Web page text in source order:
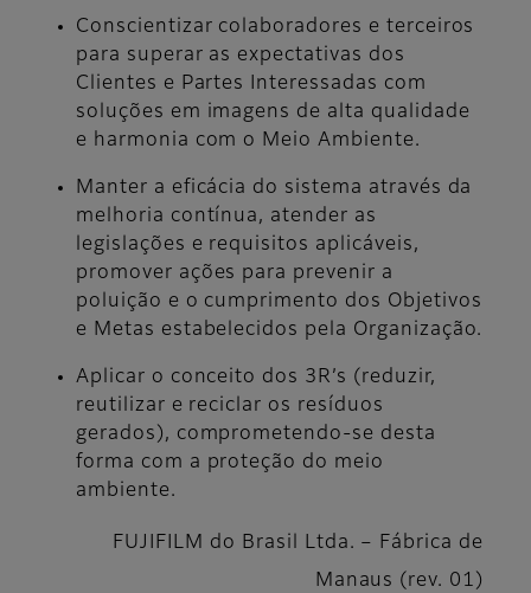
Conscientizar colaboradores e terceiros
para superar as expectativas dos
Clientes e Partes Interessadas com
soluções em imagens de alta qualidade
e harmonia com o Meio Ambiente.
Manter a eficácia do sistema através da
melhoria contínua, atender as
legislações e requisitos aplicáveis,
promover ações para prevenir a
poluição e o cumprimento dos Objetivos
e Metas estabelecidos pela Organização.
Aplicar o conceito dos 3R’s (reduzir,
reutilizar e reciclar os resíduos
gerados), comprometendo-se desta
forma com a proteção do meio
ambiente.
FUJIFILM do Brasil Ltda. – Fábrica de
Manaus (rev. 01)